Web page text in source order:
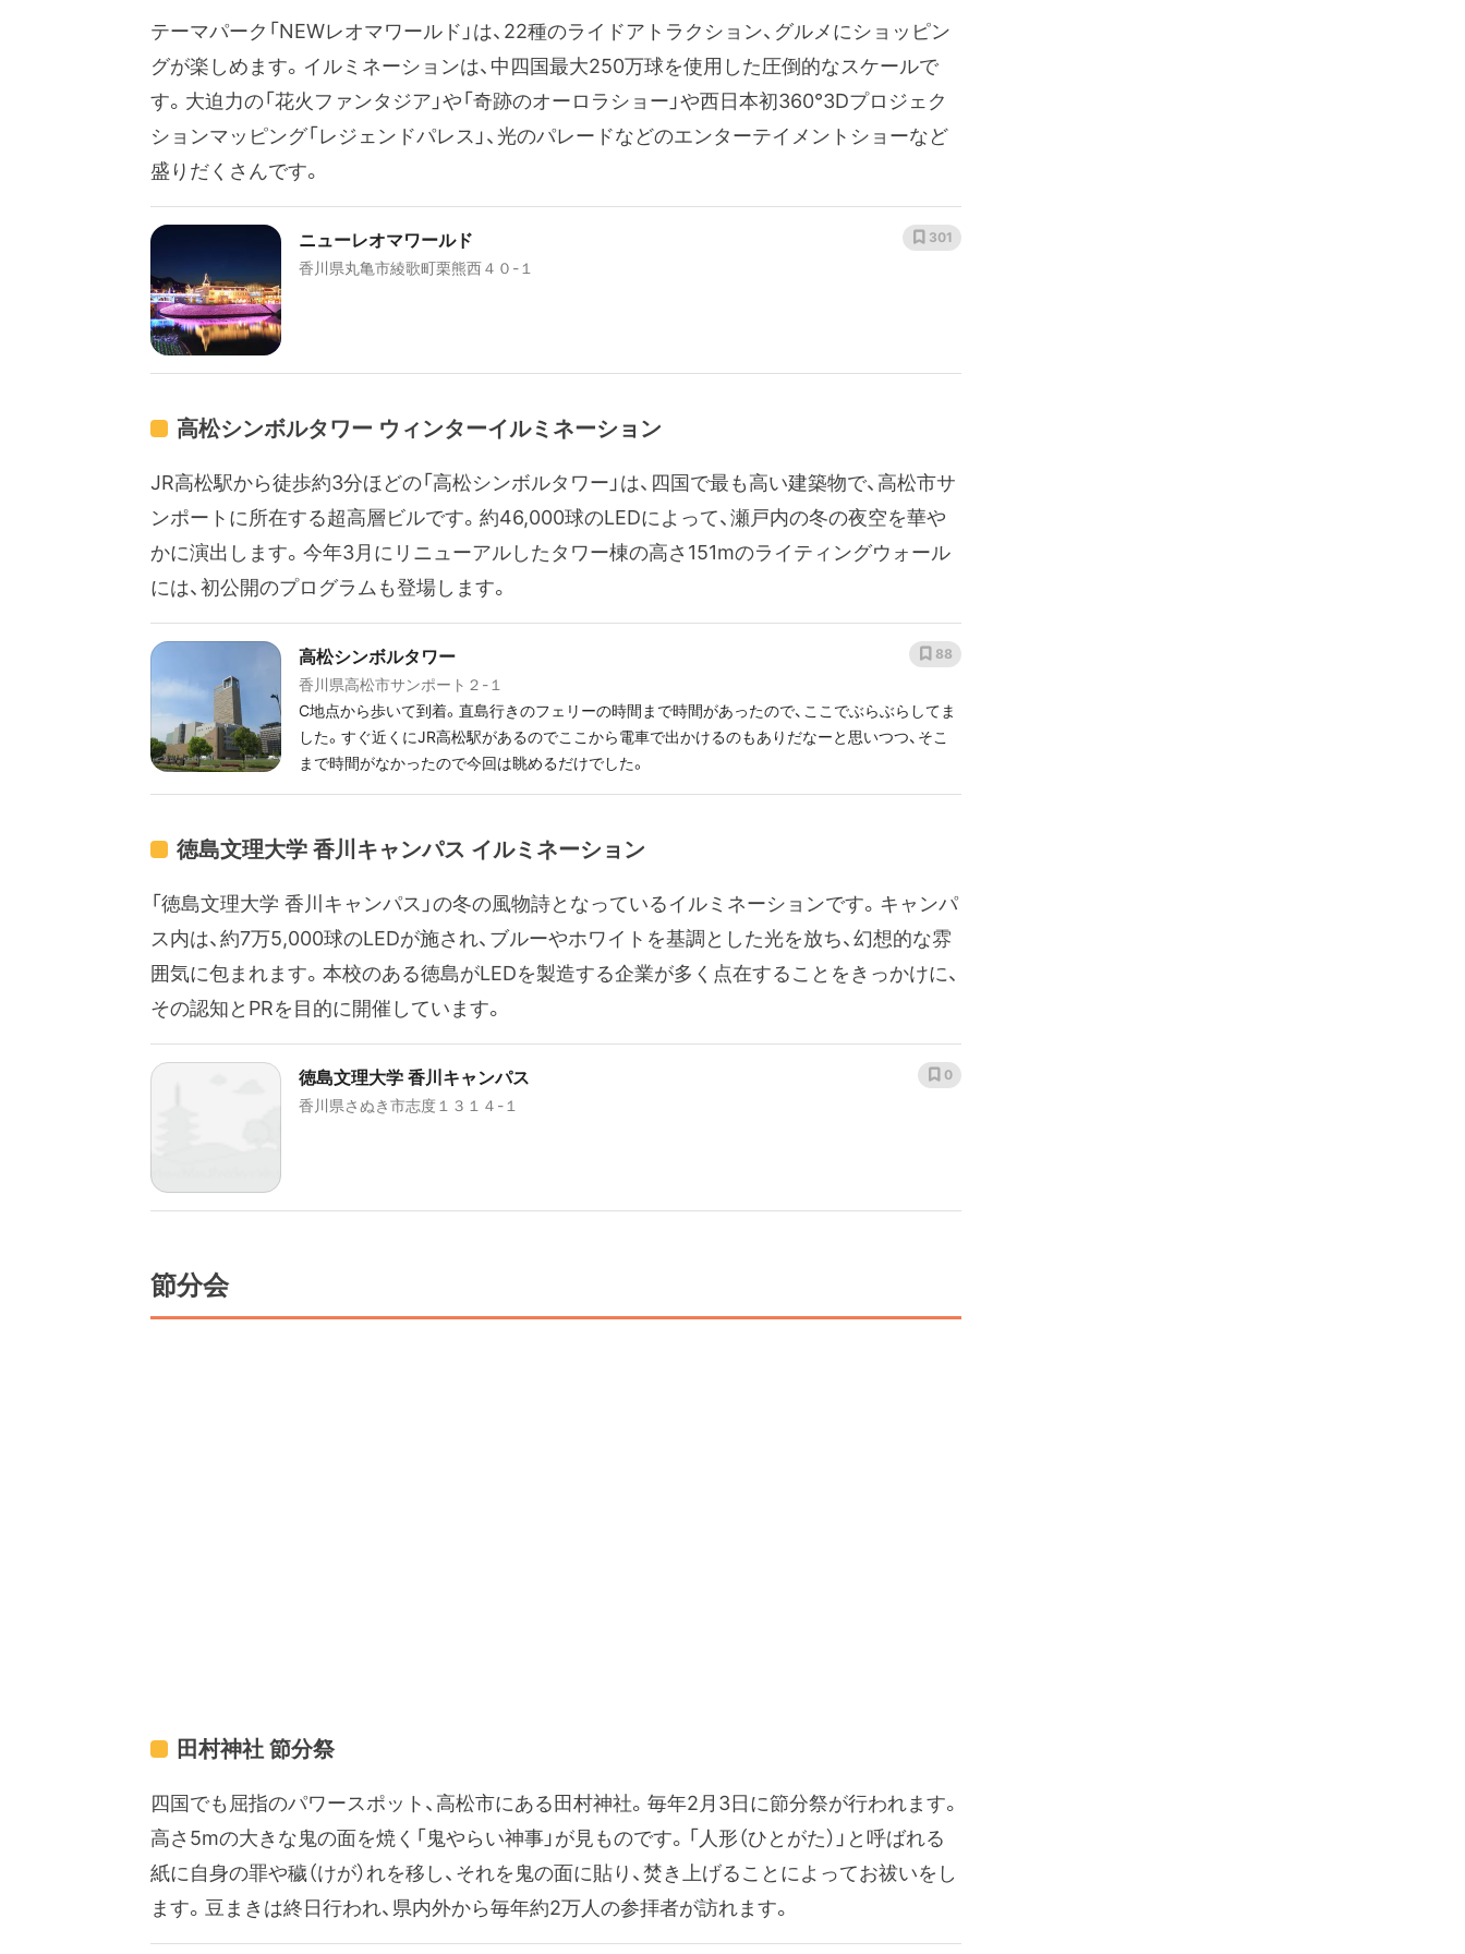
テーマパーク「NEWレオマワールド」は、22種のライドアトラクション、グルメにショッピン
グが楽しめます。イルミネーションは、中四国最大250万球を使用した圧倒的なスケールで
す。大迫力の「花火ファンタジア」や「奇跡のオーロラショー」や西日本初360°3Dプロジェク
ションマッピング「レジェンドパレス」、光のパレードなどのエンターテイメントショーなど
盛りだくさんです。
ニューレオマワールド
香川県丸亀市綾歌町栗熊西４０-１
301
高松シンボルタワー ウィンターイルミネーション
JR高松駅から徒歩約3分ほどの「高松シンボルタワー」は、四国で最も高い建築物で、高松市サ
ンポートに所在する超高層ビルです。約46,000球のLEDによって、瀬戸内の冬の夜空を華や
かに演出します。今年3月にリニューアルしたタワー棟の高さ151mのライティングウォール
には、初公開のプログラムも登場します。
高松シンボルタワー
香川県高松市サンポート２-１
C地点から歩いて到着。直島行きのフェリーの時間まで時間があったので、ここでぶらぶらしてま
した。すぐ近くにJR高松駅があるのでここから電車で出かけるのもありだなーと思いつつ、そこ
まで時間がなかったので今回は眺めるだけでした。
88
徳島文理大学 香川キャンパス イルミネーション
「徳島文理大学 香川キャンパス」の冬の風物詩となっているイルミネーションです。キャンパ
ス内は、約7万5,000球のLEDが施され、ブルーやホワイトを基調とした光を放ち、幻想的な雰
囲気に包まれます。本校のある徳島がLEDを製造する企業が多く点在することをきっかけに、
その認知とPRを目的に開催しています。
徳島文理大学 香川キャンパス
香川県さぬき市志度１３１４-１
0
節分会
田村神社 節分祭
四国でも屈指のパワースポット、高松市にある田村神社。毎年2月3日に節分祭が行われます。
高さ5mの大きな鬼の面を焼く「鬼やらい神事」が見ものです。「人形（ひとがた）」と呼ばれる
紙に自身の罪や穢（けが）れを移し、それを鬼の面に貼り、焚き上げることによってお祓いをし
ます。豆まきは終日行われ、県内外から毎年約2万人の参拝者が訪れます。